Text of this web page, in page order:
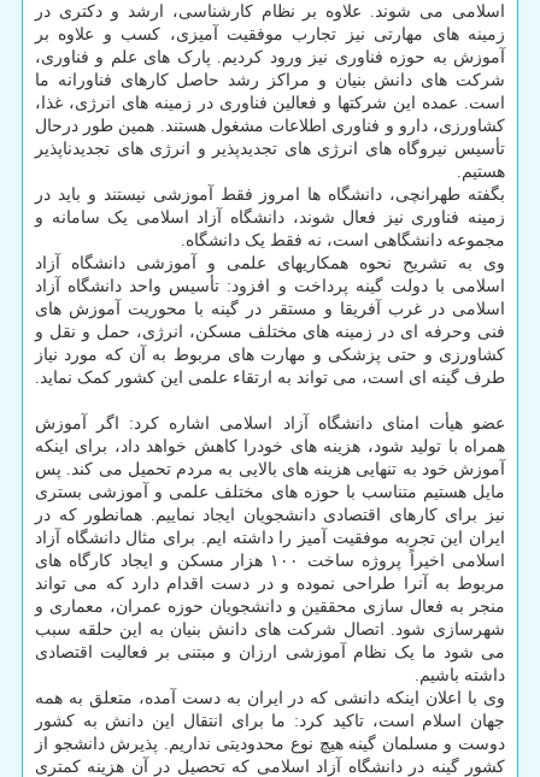
اسلامی می شوند. علاوه بر نظام کارشناسی، ارشد و دکتری در
زمینه های مهارتی نیز تجارب موفقیت آمیزی، کسب و علاوه بر
آموزش به حوزه فناوری نیز ورود کردیم. پارک های علم و فناوری،
شرکت های دانش بنیان و مراکز رشد حاصل کارهای فناورانه ما
است. عمده این شرکتها و فعالین فناوری در زمینه های انرژی، غذا،
کشاورزی، دارو و فناوری اطلاعات مشغول هستند. همین طور درحال
تأسیس نیروگاه های انرژی های تجدیدپذیر و انرژی های تجدیدناپذیر
هستیم.
بگفته طهرانچی، دانشگاه ها امروز فقط آموزشی نیستند و باید در
زمینه فناوری نیز فعال شوند، دانشگاه آزاد اسلامی یک سامانه و
مجموعه دانشگاهی است، نه فقط یک دانشگاه.
وی به تشریح نحوه همکاریهای علمی و آموزشی دانشگاه آزاد
اسلامی با دولت گینه پرداخت و افزود: تأسیس واحد دانشگاه آزاد
اسلامی در غرب آفریقا و مستقر در گینه با محوریت آموزش های
فنی وحرفه ای در زمینه های مختلف مسکن، انرژی، حمل و نقل و
کشاورزی و حتی پزشکی و مهارت های مربوط به آن که مورد نیاز
طرف گینه ای است، می تواند به ارتقاء علمی این کشور کمک نماید.
عضو هیأت امنای دانشگاه آزاد اسلامی اشاره کرد: اگر آموزش
همراه با تولید شود، هزینه های خودرا کاهش خواهد داد، برای اینکه
آموزش خود به تنهایی هزینه های بالایی به مردم تحمیل می کند. پس
مایل هستیم متناسب با حوزه های مختلف علمی و آموزشی بستری
نیز برای کارهای اقتصادی دانشجویان ایجاد نماییم. همانطور که در
ایران این تجربه موفقیت آمیز را داشته ایم. برای مثال دانشگاه آزاد
اسلامی اخیراً پروژه ساخت ۱۰۰ هزار مسکن و ایجاد کارگاه های
مربوط به آنرا طراحی نموده و در دست اقدام دارد که می تواند
منجر به فعال سازی محققین و دانشجویان حوزه عمران، معماری و
شهرسازی شود. اتصال شرکت های دانش بنیان به این حلقه سبب
می شود ما یک نظام آموزشی ارزان و مبتنی بر فعالیت اقتصادی
داشته باشیم.
وی با اعلان اینکه دانشی که در ایران به دست آمده، متعلق به همه
جهان اسلام است، تاکید کرد: ما برای انتقال این دانش به کشور
دوست و مسلمان گینه هیچ نوع محدودیتی نداریم. پذیرش دانشجو از
کشور گینه در دانشگاه آزاد اسلامی که تحصیل در آن هزینه کمتری